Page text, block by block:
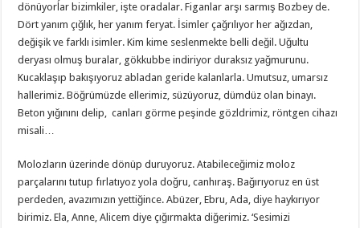
dönüyorĺar bizimkiler, işte oradalar. Figanlar arşı sarmış Bozbey de.
Dört yanım çığlık, her yanım feryat. İsimler çağrılıyor her ağızdan,
değişik ve farklı isimler. Kim kime seslenmekte belli değil. Uğultu
deryası olmuş buralar, gökkubbe indiriyor duraksız yağmurunu.
Kucaklaşıp bakışıyoruz abladan geride kalanlarla. Umutsuz, umarsız
hallerimiz. Böğrümüzde ellerimiz, süzüyoruz, dümdüz olan binayı.
Beton yığınını delip, canları görme peşinde gözldrimiz, röntgen cihazı
misali…
Molozların üzerinde dönüp duruyoruz. Atabileceğimiz moloz
parçalarını tutup fırlatıyoz yola doğru, canhıraş. Bağırıyoruz en üst
perdeden, avazımızın yettiğince. Abüzer, Ebru, Ada, diye haykırıyor
birimiz. Ela, Anne, Alicem diye çığırmakta diğerimiz. ‘Sesimizi